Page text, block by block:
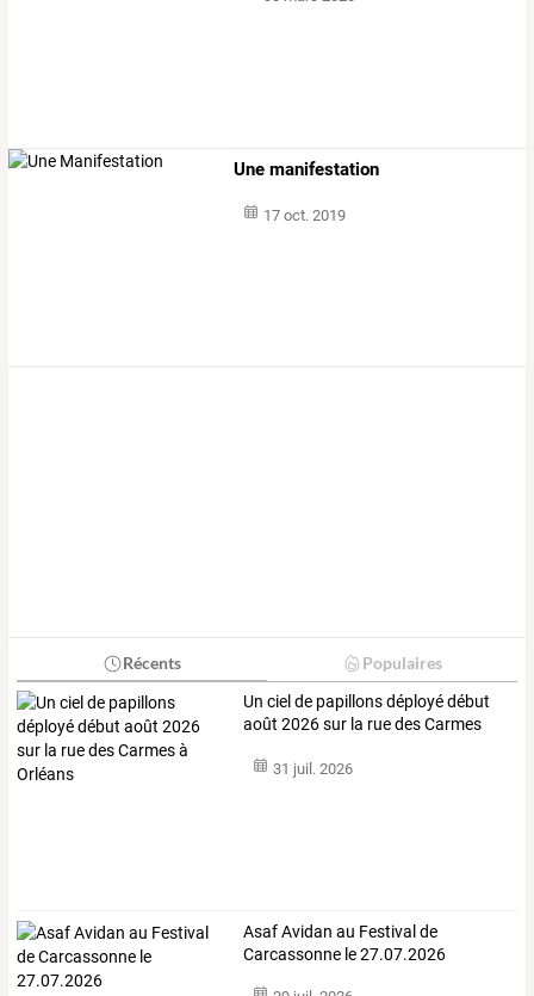
Une manifestation
17 oct. 2019
Récents Populaires
Un ciel de papillonsdéployédébut
août 2026sur la ruedesCarmes
31 juil. 2026
Asaf Avidan au Festival de
Carcassonne le 27.07.2026